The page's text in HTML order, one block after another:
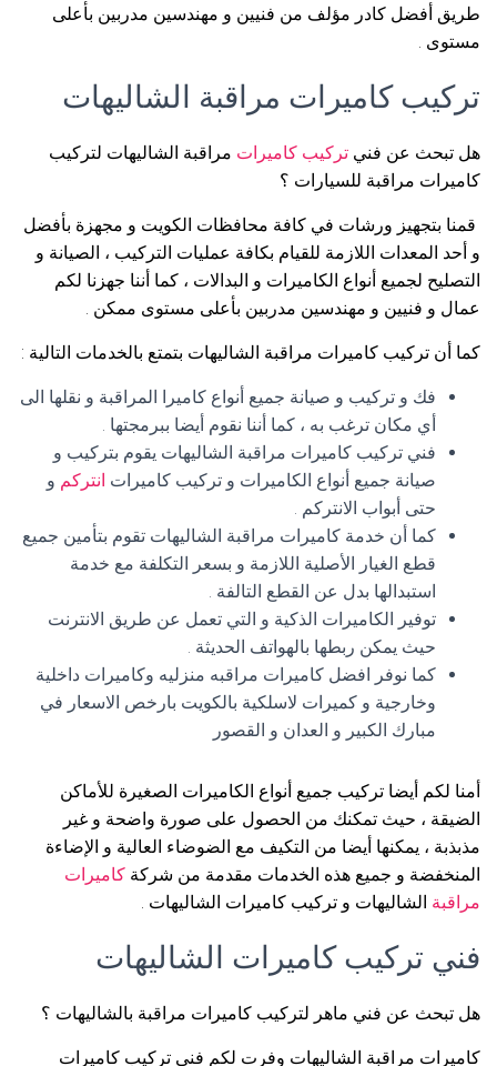
طريق أفضل كادر مؤلف من فنيين و مهندسين مدربين بأعلى
مستوى .
تركيب كاميرات مراقبة الشاليهات
هل تبحث عن فني تركيب كاميرات مراقبة الشاليهات لتركيب
كاميرات مراقبة للسيارات ؟
قمنا بتجهيز ورشات في كافة محافظات الكويت و مجهزة بأفضل
و أحد المعدات اللازمة للقيام بكافة عمليات التركيب ، الصيانة و
التصليح لجميع أنواع الكاميرات و البدالات ، كما أننا جهزنا لكم
عمال و فنيين و مهندسين مدربين بأعلى مستوى ممكن .
كما أن تركيب كاميرات مراقبة الشاليهات بتمتع بالخدمات التالية :
فك و تركيب و صيانة جميع أنواع كاميرا المراقبة و نقلها الى
أي مكان ترغب به ، كما أننا نقوم أيضا ببرمجتها .
فني تركيب كاميرات مراقبة الشاليهات يقوم بتركيب و
صيانة جميع أنواع الكاميرات و تركيب كاميرات انتركم و
حتى أبواب الانتركم .
كما أن خدمة كاميرات مراقبة الشاليهات تقوم بتأمين جميع
قطع الغيار الأصلية اللازمة و بسعر التكلفة مع خدمة
استبدالها بدل عن القطع التالفة .
توفير الكاميرات الذكية و التي تعمل عن طريق الانترنت
حيث يمكن ربطها بالهواتف الحديثة .
كما نوفر افضل كاميرات مراقبه منزليه وكاميرات داخلية
وخارجية و كميرات لاسلكية بالكويت بارخص الاسعار في
مبارك الكبير و العدان و القصور
أمنا لكم أيضا تركيب جميع أنواع الكاميرات الصغيرة للأماكن
الضيقة ، حيث تمكنك من الحصول على صورة واضحة و غير
مذبذبة ، يمكنها أيضا من التكيف مع الضوضاء العالية و الإضاءة
المنخفضة و جميع هذه الخدمات مقدمة من شركة كاميرات
مراقبة الشاليهات و تركيب كاميرات الشاليهات .
فني تركيب كاميرات الشاليهات
هل تبحث عن فني ماهر لتركيب كاميرات مراقبة بالشاليهات ؟
كاميرات مراقبة الشاليهات وفرت لكم فني تركيب كاميرات